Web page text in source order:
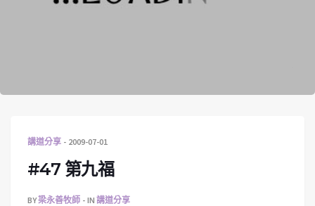
講道分享 2009-07-01
#47 第九福
BY梁永善牧師 IN 講道分享